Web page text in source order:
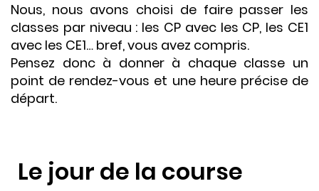
Nous, nous avons choisi de faire passer les
classes par niveau : les CP avec les CP, les CE1
avec les CE1… bref, vous avez compris.
Pensez donc à donner à chaque classe un
point de rendez-vous et une heure précise de
départ.
Le jour de la course